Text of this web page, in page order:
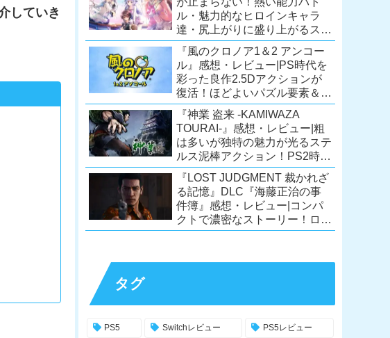
していき
ル・魅力的なヒロインキャラ
達・尻上がりに盛り上がるスト
ーリーが面白すぎるノベルゲ
ー！【PC/Steam/Switch/PS4】
『風のクロノア1＆2 アンコー
ル』感想・レビュー|PS時代を
彩った良作2.5Dアクションが
復活！ほどよいパズル要素＆切
ない余韻のストーリーも魅力！
【Switch/PS5/PS4/Xbox
X|S/Xone/PC】
『神業 盗来 -KAMIWAZA
TOURAI-』感想・レビュー|粗
は多いが独特の魅力が光るステ
ルス泥棒アクション！PS2時代
の異色のタイトル、令和に復
活！【Switch/PS4/Steam】
『LOST JUDGMENT 裁かれざ
る記憶』DLC『海藤正治の事
件簿』感想・レビュー|コンパ
クトで濃密なストーリー！ロス
トジャッジメント本編と合わせ
DLC！
タグ
PS5 Switchレビュー PS5レビュー